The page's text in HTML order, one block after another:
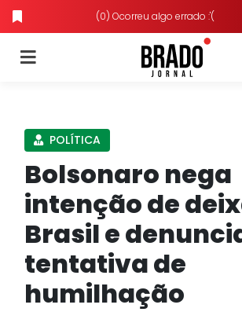
(0) Ocorreu algo errado :'(
POLÍTICA
Bolsonaro nega
intenção de
Brasil e
tentativa de
humilhação